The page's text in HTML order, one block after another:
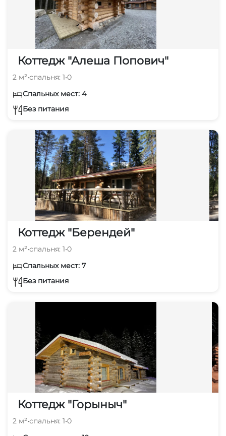
Коттедж "Алеша Попович"
2 м²•спальня: 1•0
Спальных мест: 4
Без питания
Коттедж "Берендей"
2 м²•спальня: 1•0
Спальных мест: 7
Без питания
Коттедж "Горыныч"
2 м²•спальня: 1•0